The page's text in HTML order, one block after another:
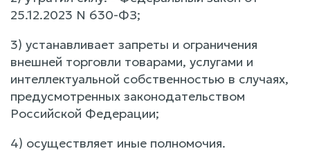
25.12.2023 N 630-ФЗ;
3) устанавливает запреты и ограничения
внешней торговли товарами, услугами и
интеллектуальной собственностью в случаях,
предусмотренных законодательством
Российской Федерации;
4) осуществляет иные полномочия.